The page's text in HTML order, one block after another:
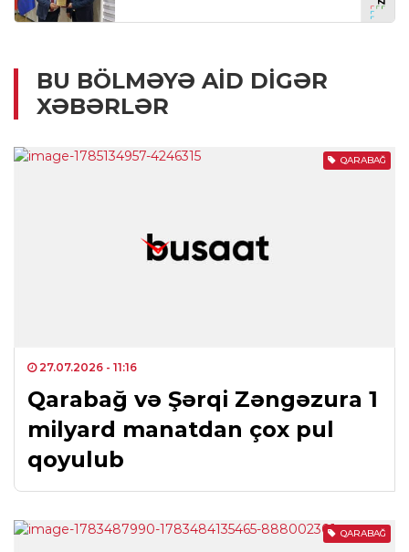
BU BÖLMƏYƏ AID DIGƏR
XƏBƏRLƏR
QARABAĞ
27.07.2026 - 11:16
Qarabağ və Şərqi Zəngəzura 1
milyard manatdan çox pul
qoyulub
QARABAĞ